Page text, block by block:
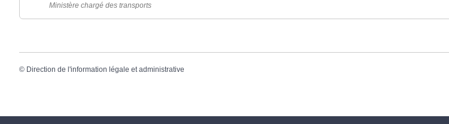
Ministère chargé des transports
© Direction de l'information légale et administrative